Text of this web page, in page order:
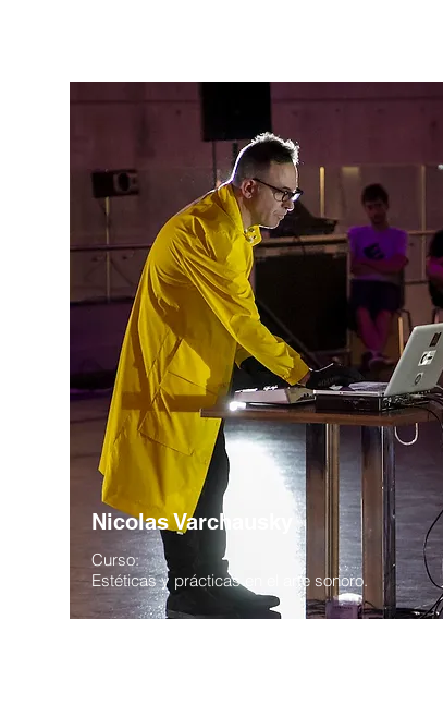
Nicolas Varchausky
Curso:
Estéticas y prácticas en el arte sonoro.